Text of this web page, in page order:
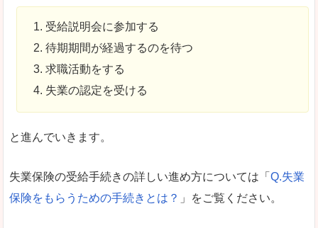
受給説明会に参加する
待期期間が経過するのを待つ
求職活動をする
失業の認定を受ける
と進んでいきます。
失業保険の受給手続きの詳しい進め方については「 Q.失業
保険をもらうための手続きとは？ 」をご覧ください。